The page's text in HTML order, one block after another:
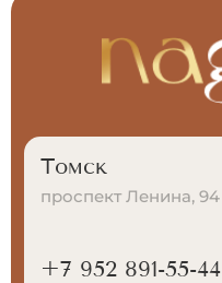
Томск
проспект Ленина, 94
+7 952 891-55-44